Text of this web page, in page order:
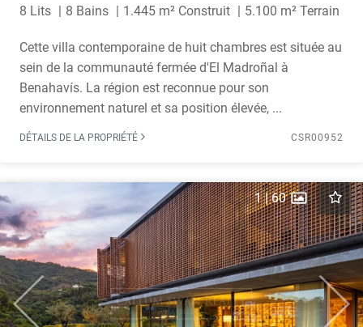
8 Lits 8 Bains 1.445 m² Construit 5.100 m² Terrain
Cette villa contemporaine de huit chambres est située au
sein de la communauté fermée d'El Madroñal à
Benahavís. La région est reconnue pour son
environnement naturel et sa position élevée, ...
DÉTAILS DE LA PROPRIÉTÉ CSR00952
Previous Next
1|60